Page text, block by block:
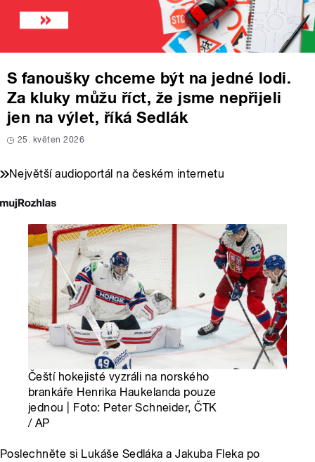
S fanoušky chceme být na jedné lodi.
Za kluky můžu říct, že jsme nepřijeli
jen na výlet, říká Sedlák
25. květen 2026
Největší audioportál na českém internetu
Čeští hokejisté vyzráli na norského
brankáře Henrika Haukelanda pouze
jednou | Foto: Peter Schneider, ČTK
/ AP
Poslechněte si Lukáše Sedláka a Jakuba Fleka po